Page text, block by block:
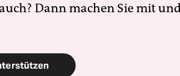
Dann machen Sie mit